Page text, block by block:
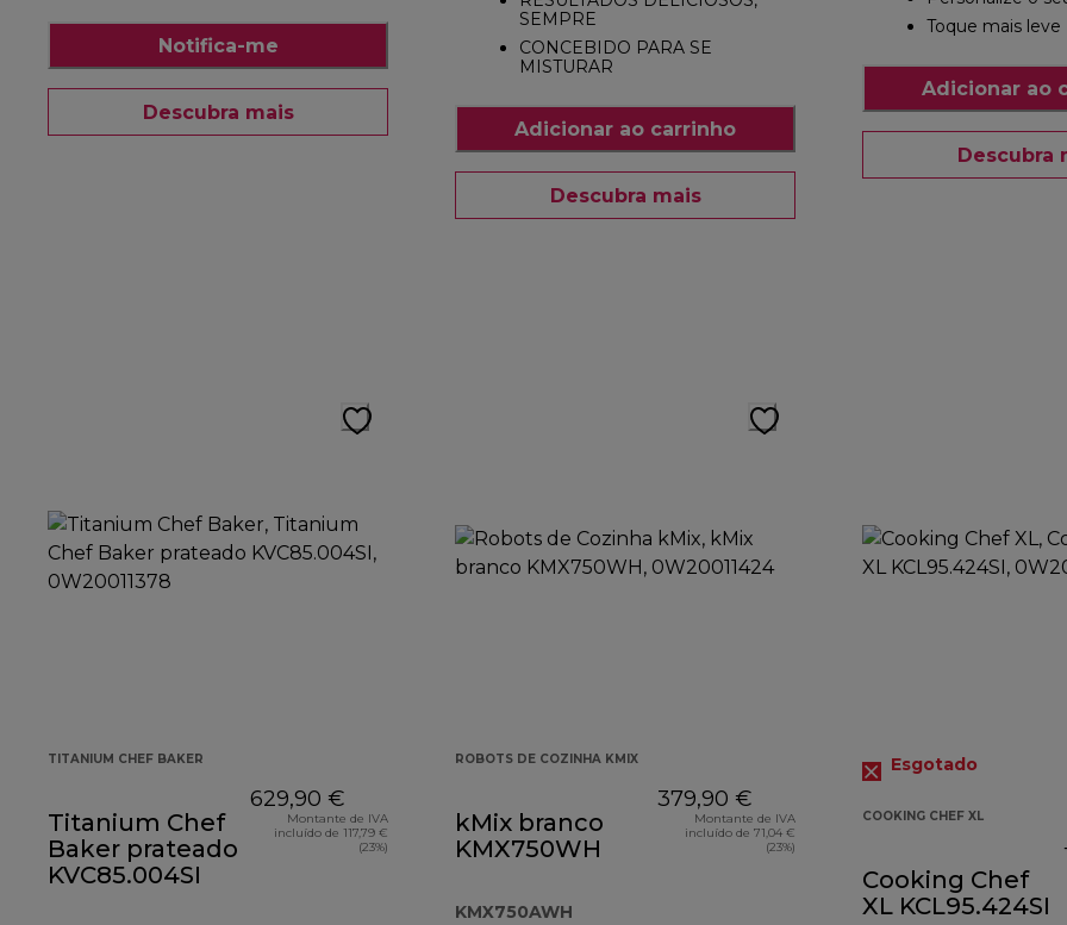
Notifica-me
Descubra mais
SEMPRE
CONCEBIDO PARA SE
MISTURAR
Adicionar ao carrinho
Descubra mais
Toque mais leve
Adicionar ao
Descubra
TITANIUM CHEF BAKER
Titanium Chef
Baker prateado
KVC85.004SI
629,90 €
Montante de IVA
incluído de 117,79 €
(23%)
ROBOTS DE COZINHA KMIX
kMix branco
KMX750WH
KMX750AWH
379,90 €
Montante de IVA
incluído de 71,04 €
(23%)
Esgotado
COOKING CHEF XL
Cooking Chef
XL KCL95.424SI